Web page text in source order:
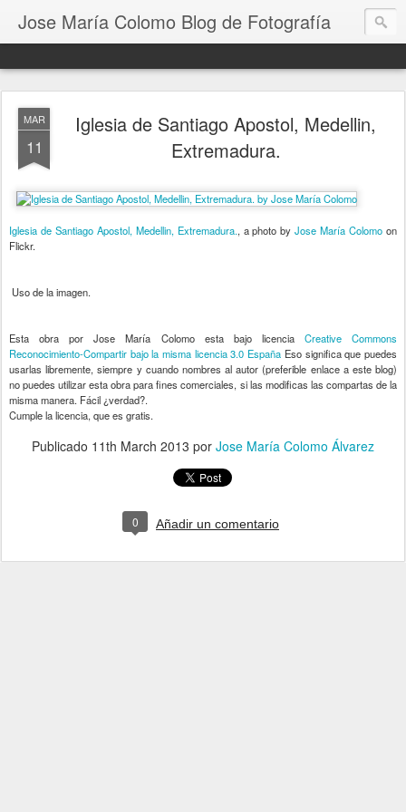
Jose María Colomo Blog de Fotografía
MAR
11
Iglesia de Santiago Apostol, Medellin,
Extremadura.
Iglesia de Santiago Apostol, Medellin, Extremadura., a photo byJose María Colomo on
Flickr.
Uso de la imagen.
Estaobra por Jose María Colomo esta bajo licencia Creative Commons
Reconocimiento-Compartir bajo la misma licencia 3.0 España Eso significa que puedes
usarlas libremente, siempre y cuando nombres al autor (preferible enlace a este blog)
no puedes utilizar esta obra para fines comerciales, si las modificas las compartas de la
misma manera. Fácil ¿verdad?.
Cumple la licencia, que es gratis.
Publicado 11th March 2013 por Jose María Colomo Álvarez
0 Añadir un comentario